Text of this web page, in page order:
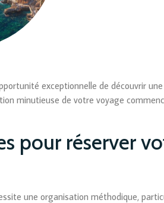
exceptionnelle de découvrir
minutieuse de votre voyage
pour réserver
une organisation méthodique,